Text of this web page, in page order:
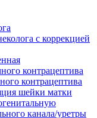
с коррекцией
контрацептива
контрацептива
шейки матки
канала/уретры